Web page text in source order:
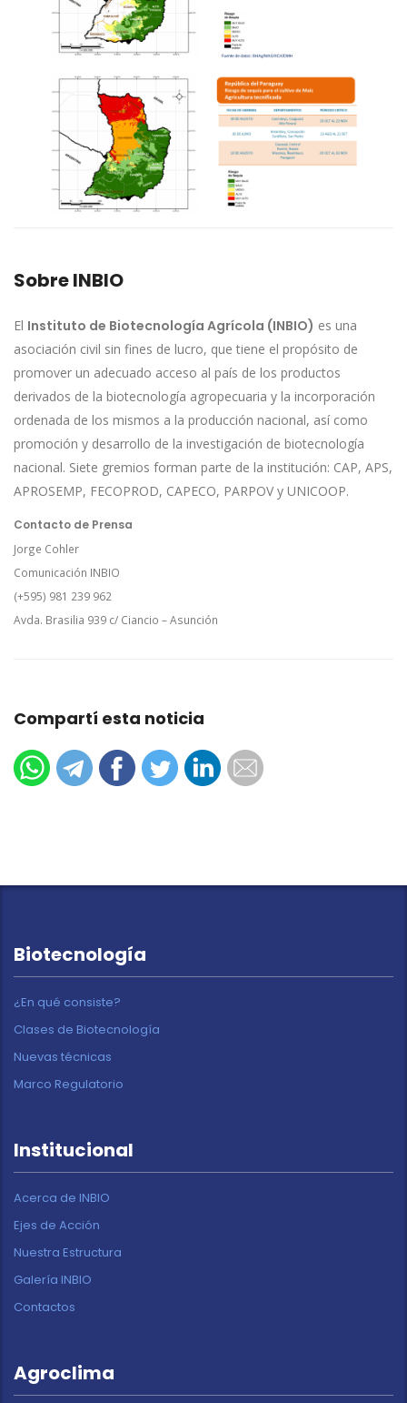
Sobre INBIO
El Instituto de Biotecnología Agrícola (INBIO) es una
asociación civil sin fines de lucro, que tiene el propósito de
promover un adecuado acceso al país de los productos
derivados de la biotecnología agropecuaria y la incorporación
ordenada de los mismos a la producción nacional, así como
promoción y desarrollo de la investigación de biotecnología
nacional. Siete gremios forman parte de la institución: CAP, APS,
APROSEMP, FECOPROD, CAPECO, PARPOV y UNICOOP.
Contacto de Prensa
Jorge Cohler
Comunicación INBIO
(+595) 981 239 962
Avda. Brasilia 939 c/ Ciancio – Asunción
Compartí esta noticia
Biotecnología
¿En qué consiste?
Clases de Biotecnología
Nuevas técnicas
Marco Regulatorio
Institucional
Acerca de INBIO
Ejes de Acción
Nuestra Estructura
Galería INBIO
Contactos
Agroclima